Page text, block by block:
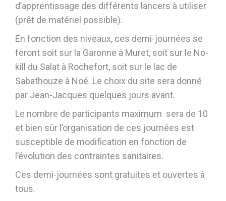
d’apprentissage des différents lancers à utiliser
(prêt de matériel possible).
En fonction des niveaux, ces demi-journées se
feront soit sur la Garonne à Muret, soit sur le No-
kill du Salat à Rochefort, soit sur le lac de
Sabathouze à Noé. Le choix du site sera donné
par Jean-Jacques quelques jours avant.
Le nombre de participants maximum sera de 10
et bien sûr l’organisation de ces journées est
susceptible de modification en fonction de
l’évolution des contraintes sanitaires.
Ces demi-journées sont gratuites et ouvertes à
tous.